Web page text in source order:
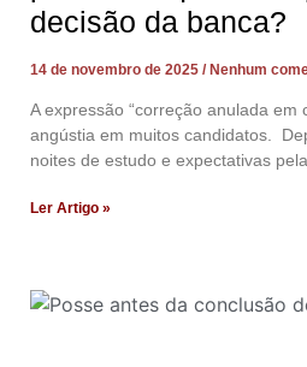
decisão da banca?
14 de novembro de 2025 Nenhum
A expressão “correção anulada em
angústia em muitos candidatos.
noites de estudo e expectativas
Ler Artigo »